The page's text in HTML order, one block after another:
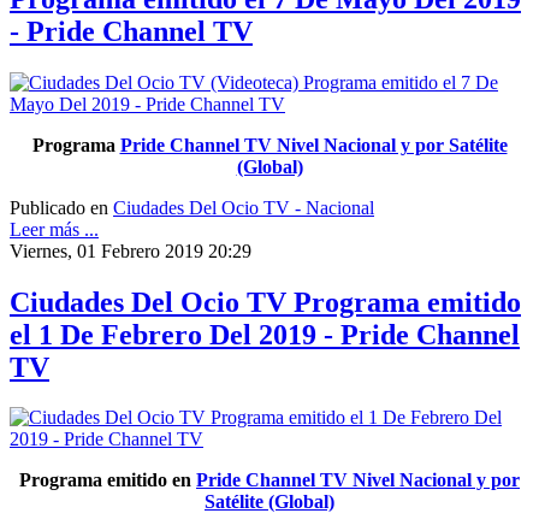
- Pride Channel TV
Programa Pride Channel TV Nivel Nacional y por Satélite
(Global)
Publicado en Ciudades Del Ocio TV - Nacional
Leer más ...
Viernes, 01 Febrero 2019 20:29
Ciudades Del Ocio TV Programa emitido
el 1 De Febrero Del 2019 - Pride Channel
TV
Programa emitido en Pride Channel TV Nivel Nacional y por
Satélite (Global)